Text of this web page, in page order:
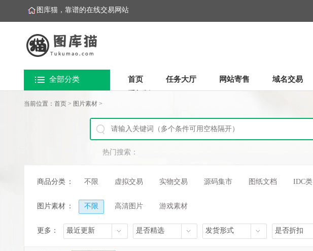
图库猫，靠谱的在线交易网站
全部分类 首页 任务大厅 网站寄售 域名交易
当前位置： 首页 > 图片素材 >
热门搜索：
商品分类 ： 不限 虚拟交易 实物交易 源码集市 图纸文档 IDC类
图片素材 ： 不限 高清图片 游戏素材
更多： 最近更新 是否精选 发货形式 是否折扣